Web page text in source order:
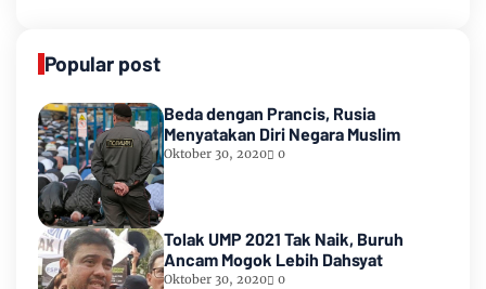
Popular post
Beda dengan Prancis, Rusia
Menyatakan Diri Negara Muslim
Oktober 30, 2020 0
Tolak UMP 2021 Tak Naik, Buruh
Ancam Mogok Lebih Dahsyat
Oktober 30, 2020 0